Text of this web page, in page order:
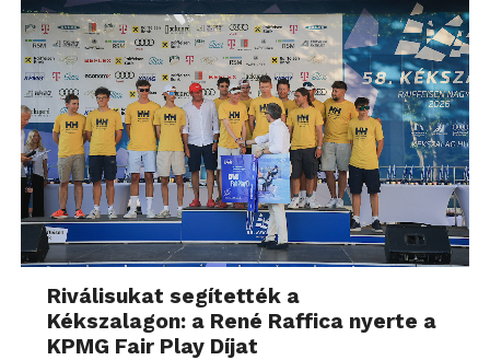
Riválisukat segítették a
Kékszalagon: a René Raffica nyerte a
KPMG Fair Play Díjat